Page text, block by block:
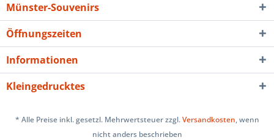
Münster-Souvenirs
Öffnungszeiten
Informationen
Kleingedrucktes
* Alle Preise inkl. gesetzl. Mehrwertsteuer zzgl.Versandkosten, wenn
nicht anders beschrieben